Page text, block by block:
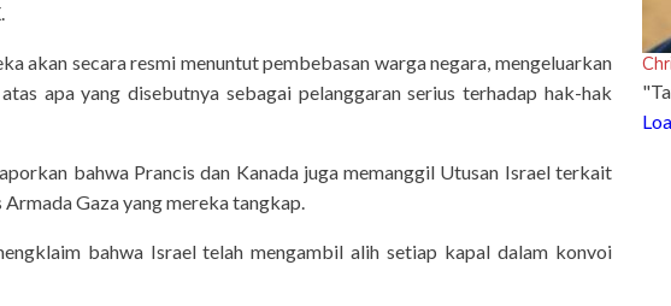
akan secara resmi menuntut pembebasan warga negara, mengeluarkan
apa yang disebutnya sebagai pelanggaran serius terhadap hak-hak
bahwa Prancis dan Kanada juga memanggil Utusan Israel terkait
Gaza yang mereka tangkap.
bahwa Israel telah mengambil alih setiap kapal dalam konvoi